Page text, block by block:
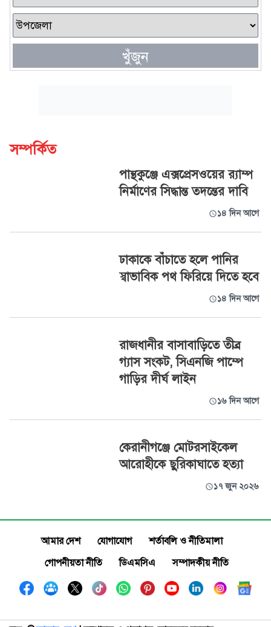
খুঁজুন
সম্পর্কিত
পান্থকুঞ্জে এক্সপ্রেসওয়ের র‌্যাম্প
নির্মাণের সিদ্ধান্ত তদন্তের দাবি
১৪ দিন আগে
ঢাকাকে বাঁচাতে হলে পানির
স্বাভাবিক পথ ফিরিয়ে দিতে হবে
১৪ দিন আগে
রাজধানীর বাসাবাড়িতে তীব্র
গ্যাস সংকট, সিএনজি পাম্পে
গাড়ির দীর্ঘ লাইন
১৬ দিন আগে
কেরানীগঞ্জে মোটরসাইকেল
আরোহীকে ছুরিকাঘাতে হত্যা
১৭ জুন ২০২৬
আমার দেশ যোগাযোগ
শর্তাবলি ও নীতিমালা
গোপনীয়তা নীতি
ডিএমসিএ সম্পাদকীয় নীতি